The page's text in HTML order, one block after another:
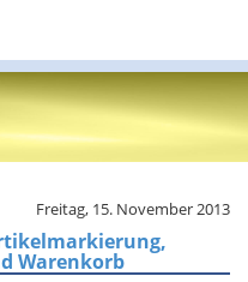
Info
Freitag, 15. November 2013
Warenkorb